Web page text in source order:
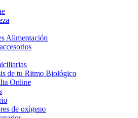
Alimentación
de tu Ritmo Biológico
Online
de oxígeno